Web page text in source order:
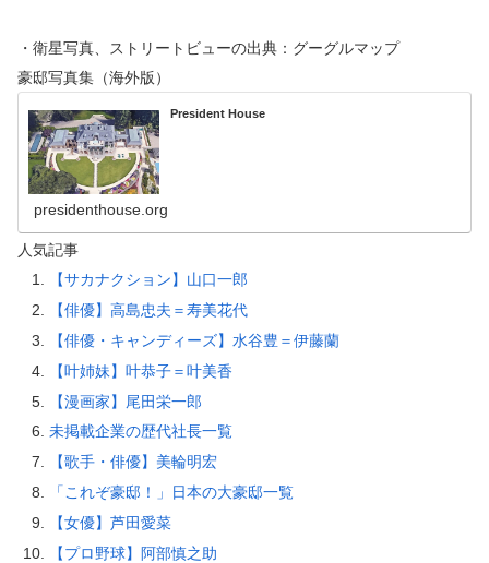
・衛星写真、ストリートビューの出典：グーグルマップ
豪邸写真集（海外版）
President House
presidenthouse.org
人気記事
【サカナクション】山口一郎
【俳優】高島忠夫＝寿美花代
【俳優・キャンディーズ】水谷豊＝伊藤蘭
【叶姉妹】叶恭子＝叶美香
【漫画家】尾田栄一郎
未掲載企業の歴代社長一覧
【歌手・俳優】美輪明宏
「これぞ豪邸！」日本の大豪邸一覧
【女優】芦田愛菜
【プロ野球】阿部慎之助